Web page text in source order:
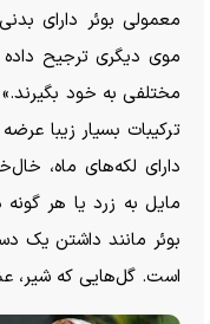
معمولی بوئر دارای
موی دیگری ترجیح
مختلفی به خود
ترکیبات بسیار زیبا
دارای لکه‌های ماه،
مایل به زرد یا هر
بوئر مانند داشتن
است. گل‌هایی که شیر،